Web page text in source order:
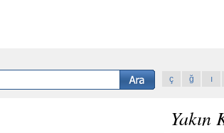
ç
ğ ı
Yakın